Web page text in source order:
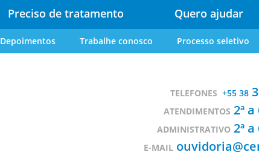
Preciso de tratamento Quero ajudar
Depoimentos Trabalhe conosco Processo seletivo
TELEFONES +55 38
ATENDIMENTOS 2ª
ADMINISTRATIVO 2ª
E-MAIL